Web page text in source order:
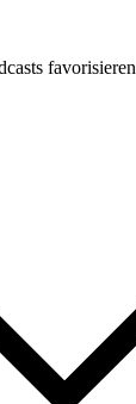
favorisieren